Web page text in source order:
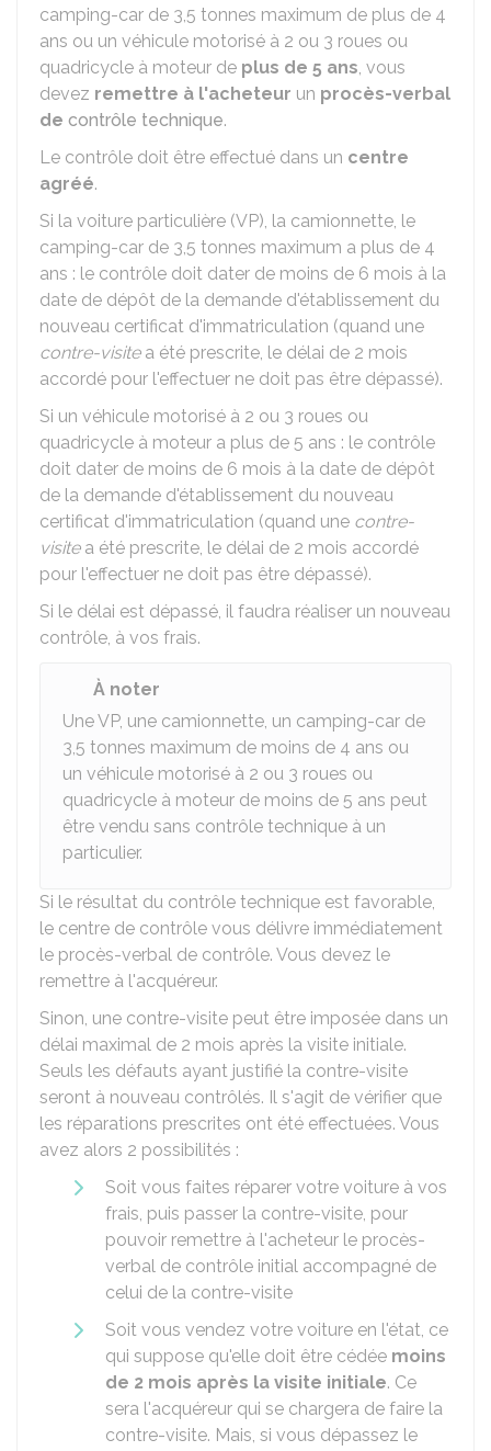
camping-car de 3,5 tonnes maximum de plus de 4
ans ou un véhicule motorisé à 2 ou 3 roues ou
quadricycle à moteur de plus de 5 ans, vous
devez remettre à l'acheteur un procès-verbal
de contrôle technique.
Le contrôle doit être effectué dans un centre
agréé.
Si la voiture particulière (VP), la camionnette, le
camping-car de 3,5 tonnes maximum a plus de 4
ans : le contrôle doit dater de moins de 6 mois à la
date de dépôt de la demande d'établissement du
nouveau certificat d'immatriculation (quand une
contre-visitea été prescrite, le délai de 2 mois
accordé pour l'effectuer ne doit pas être dépassé).
Si un véhicule motorisé à 2 ou 3 roues ou
quadricycle à moteur a plus de 5 ans : le contrôle
doit dater de moins de 6 mois à la date de dépôt
de la demande d'établissement du nouveau
certificat d'immatriculation (quand une contre-
visitea été prescrite, le délai de 2 mois accordé
pour l'effectuer ne doit pas être dépassé).
Si le délai est dépassé, il faudra réaliser un nouveau
contrôle, à vos frais.
À noter
Une VP, une camionnette, un camping-car de
3,5 tonnes maximum de moins de 4 ans ou
un véhicule motorisé à 2 ou 3 roues ou
quadricycle à moteur de moins de 5 ans peut
être vendu sans contrôle technique à un
particulier.
Si le résultat du contrôle technique est favorable,
le centre de contrôle vous délivre immédiatement
le procès-verbal de contrôle. Vous devez le
remettre à l'acquéreur.
Sinon, une contre-visite peut être imposée dans un
délai maximal de 2 mois après la visite initiale.
Seuls les défauts ayant justifié la contre-visite
seront à nouveau contrôlés. Il s'agit de vérifier que
les réparations prescrites ont été effectuées. Vous
avez alors 2 possibilités :
Soit vous faites réparer votre voiture à vos
frais, puis passer la contre-visite, pour
pouvoir remettre à l'acheteur le procès-
verbal de contrôle initial accompagné de
celui de la contre-visite
Soit vous vendez votre voiture en l'état, ce
qui suppose qu'elle doit être cédée moins
de 2 mois après la visite initiale. Ce
sera l'acquéreur qui se chargera de faire la
contre-visite. Mais, si vous dépassez le